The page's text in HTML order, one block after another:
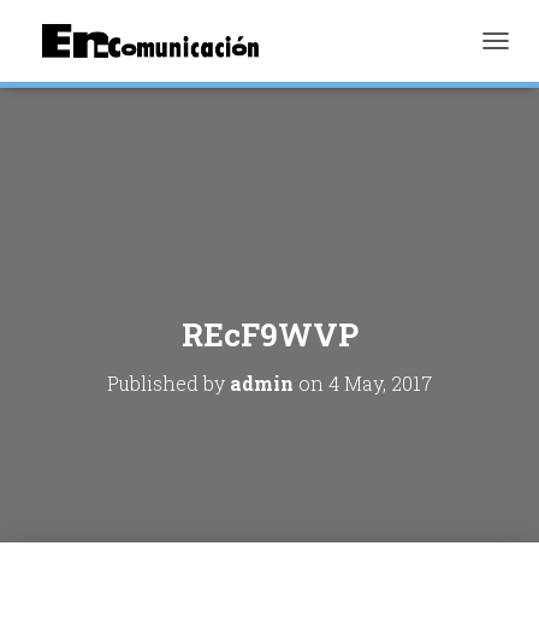
REcF9WVP
Published by admin on 4 May, 2017